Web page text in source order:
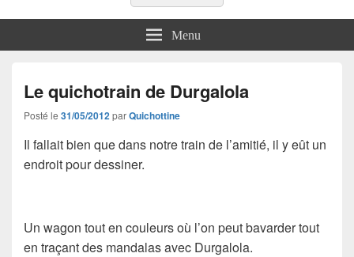
Menu
Le quichotrain de Durgalola
Posté le 31/05/2012 parQuichottine
Il fallait bien que dans notre train de l’amitié, il y eût un
endroit pour dessiner.
Un wagon tout en couleurs où l’on peut bavarder tout
en traçant des mandalas avec Durgalola.